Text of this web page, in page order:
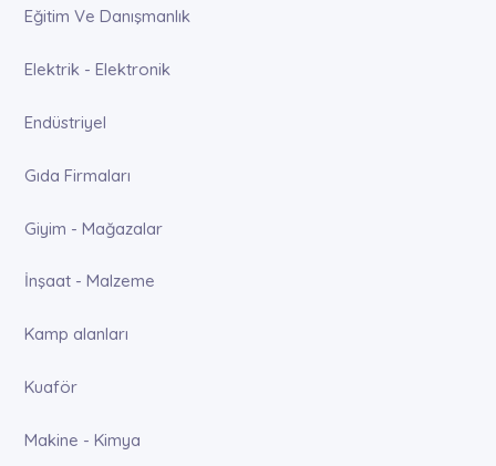
Eğitim Ve Danışmanlık
Elektrik - Elektronik
Endüstriyel
Gıda Firmaları
Giyim - Mağazalar
İnşaat - Malzeme
Kamp alanları
Kuaför
Makine - Kimya